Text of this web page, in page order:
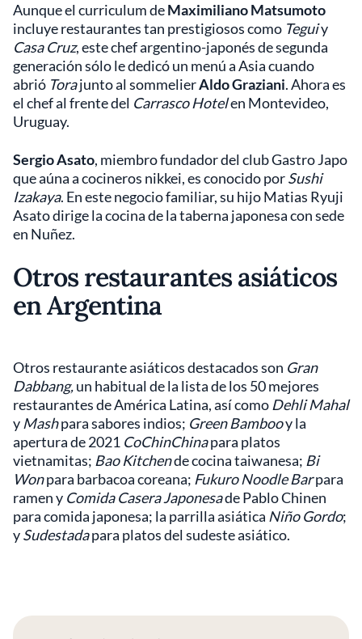
Aunque el curriculum deMaximiliano Matsumoto
incluye restaurantes tan prestigiosos como Teguiy
Casa Cruz, este chef argentino-japonés de segunda
generación sólo le dedicó un menú a Asia cuando
abrió Torajunto al sommelierAldo Graziani. Ahora es
el chef al frente del Carrasco Hotelen Montevideo,
Uruguay.
Sergio Asato, miembro fundador del club Gastro Japo
que aúna a cocineros nikkei, es conocido porSushi
Izakaya. En este negocio familiar, su hijo Matias Ryuji
Asato dirige la cocina de la taberna japonesa con sede
en Nuñez.
Otros restaurantes asiáticos
en Argentina
Otros restaurante asiáticos destacados son Gran
Dabbang,un habitual de la lista de los 50 mejores
restaurantes de América Latina, así como Dehli Mahal
y Mashpara sabores indios; Green Bambooy la
apertura de 2021 CoChinChinapara platos
vietnamitas; Bao Kitchende cocina taiwanesa; Bi
Wonpara barbacoa coreana; Fukuro Noodle Barpara
ramen y Comida Casera Japonesade Pablo Chinen
para comida japonesa; la parrilla asiática Niño Gordo;
ySudestadapara platos del sudeste asiático.